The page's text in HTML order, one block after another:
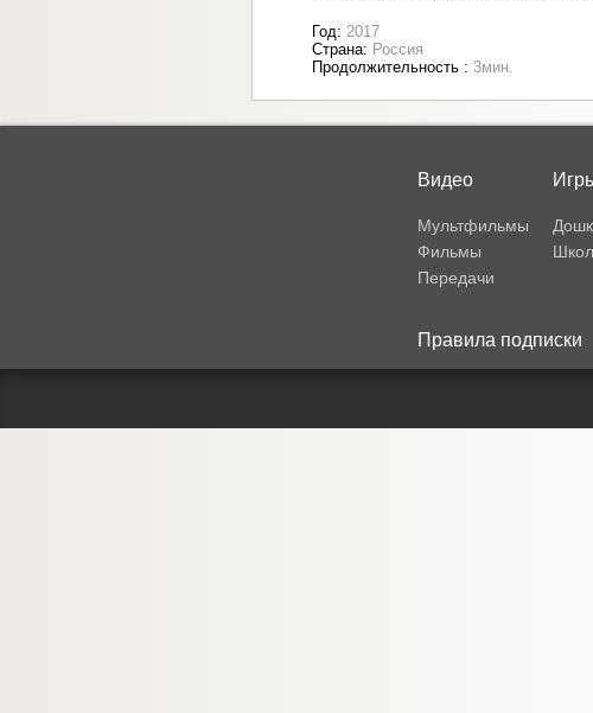
Год: 2017
Страна: Россия
Продолжительность : 3мин.
Видео
Мультфильмы
Фильмы
Передачи
Правила подписки